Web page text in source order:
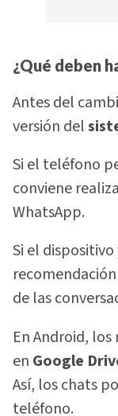
¿Qué deben
Antes del
versión del
Si el teléfono
conviene
WhatsApp.
Si el
de las
En Android,
en Google
Así, los chats
teléfono.